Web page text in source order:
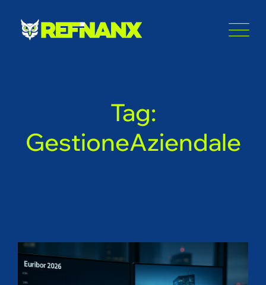
content
Tag:
GestioneAziendale